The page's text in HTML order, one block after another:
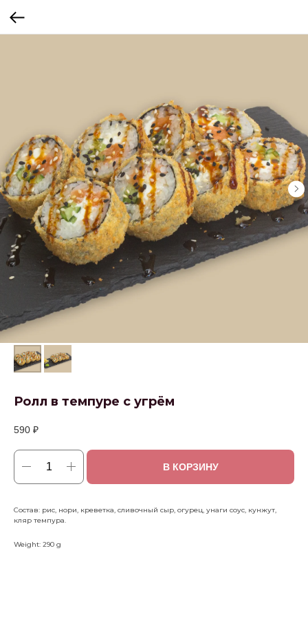
Ролл в темпуре с угрём
590 ₽
В КОРЗИНУ
Состав: рис, нори, креветка, сливочный сыр, огурец, унаги соус, кунжут,
кляр темпура.
Weight: 290 g